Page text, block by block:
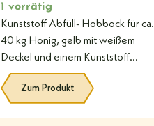
1 vorrätig
Kunststoff Abfüll- Hobbock für ca.
40 kg Honig, gelb mit weißem
Deckel und einem Kunststoff
Quetschhahn. Lebensmittelecht.
Zum Produkt